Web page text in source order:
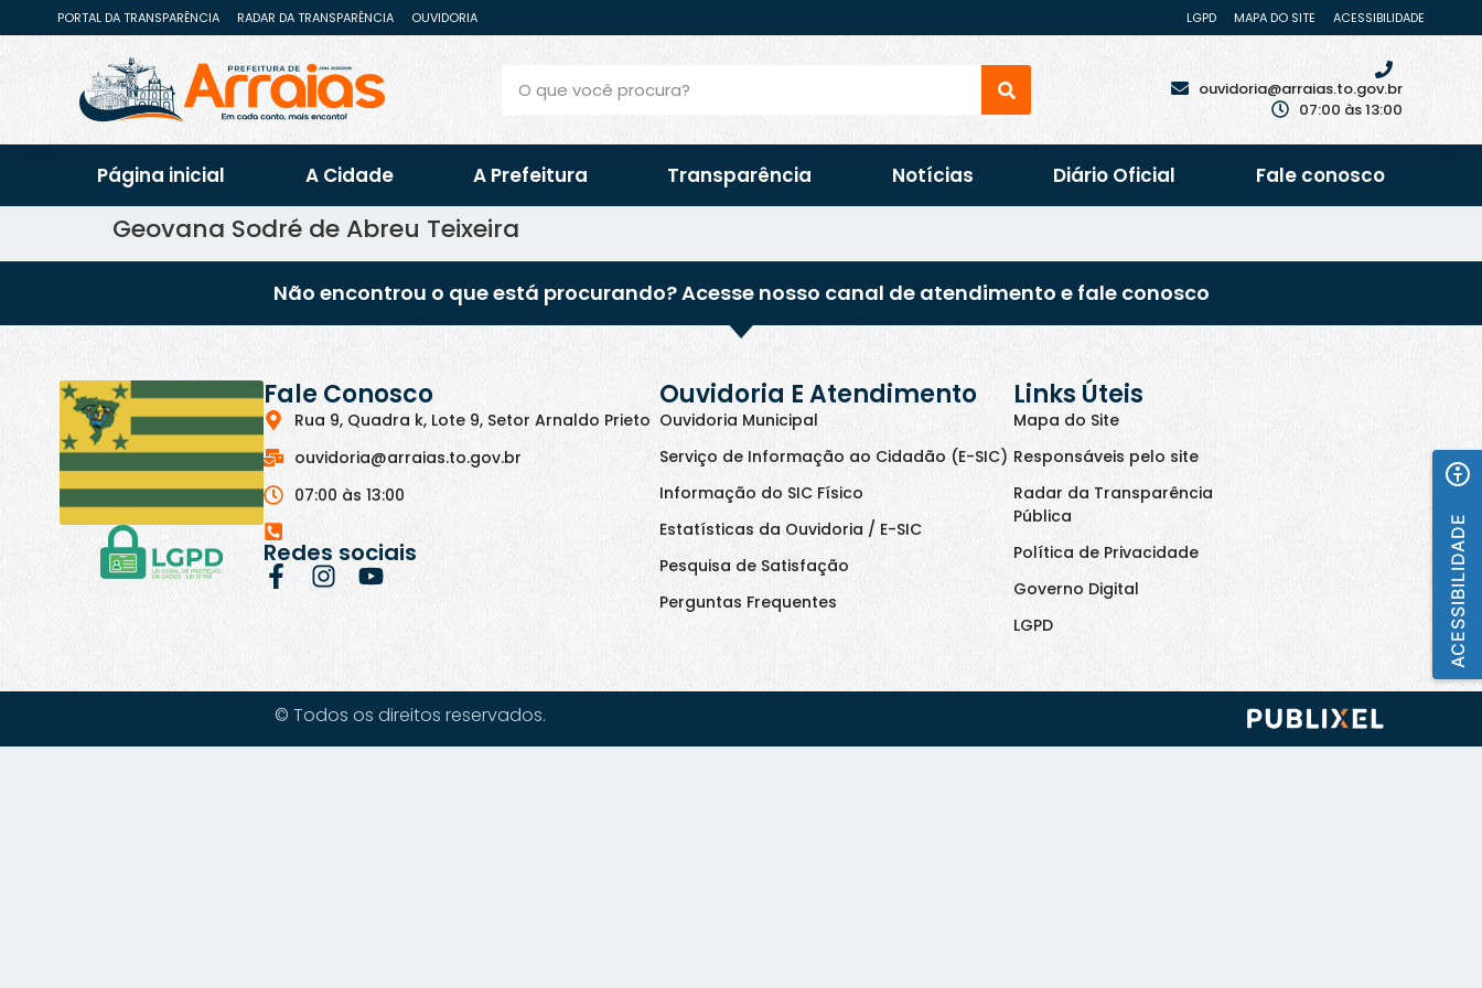
PORTAL DA TRANSPARÊNCIA RADAR DA TRANSPARÊNCIA OUVIDORIA LGPD MAPA DO SITE ACESSIBILIDADE
ouvidoria@arraias.to.gov.br
07:00 às 13:00
Página inicial A Cidade A Prefeitura Transparência Notícias Diário Oficial Fale conosco
Geovana Sodré de Abreu Teixeira
Não encontrou o que está procurando? Acesse nosso canal de atendimento e fale conosco
Fale Conosco
Rua 9, Quadra k, Lote 9, Setor Arnaldo Prieto
ouvidoria@arraias.to.gov.br
07:00 às 13:00
Redes sociais
Ouvidoria E Atendimento
Ouvidoria Municipal
Serviço de Informação ao Cidadão (E-SIC)
Informação do SIC Físico
Estatísticas da Ouvidoria / E-SIC
Pesquisa de Satisfação
Perguntas Frequentes
Links Úteis
Mapa do Site
Responsáveis pelo site
Radar da Transparência
Pública
Política de Privacidade
Governo Digital
LGPD
© Todos os direitos reservados.
ACESSIBILIDADE